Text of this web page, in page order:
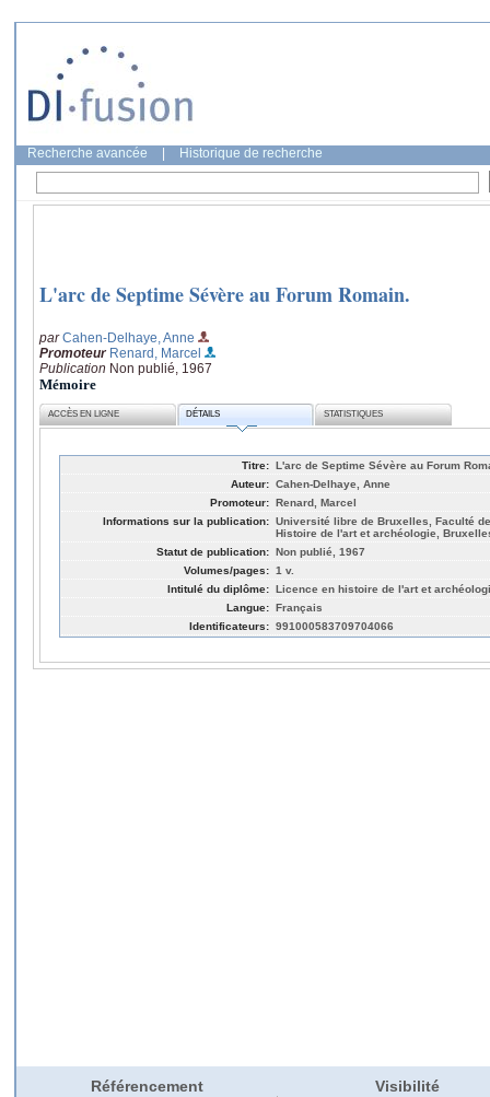
Recherche avancée Historique de recherche
L'arc de Septime Sévère au Forum Romain.
parCahen-Delhaye, Anne
Promoteur Renard, Marcel
Publication Non publié, 1967
Mémoire
ACCÈS EN LIGNE DÉTAILS STATISTIQUES
Titre: L'arc de Septime Sévère au Forum
Auteur: Cahen-Delhaye, Anne
Promoteur: Renard, Marcel
Informations sur la publication: Université libre de Bruxelles, Faculté
Histoire de l'art et archéologie,
Statut de publication: Non publié, 1967
Volumes/pages: 1 v.
Intitulé du diplôme: Licence en histoire de l'art et
Langue: Français
Identificateurs: 991000583709704066
Référencement Visibilité